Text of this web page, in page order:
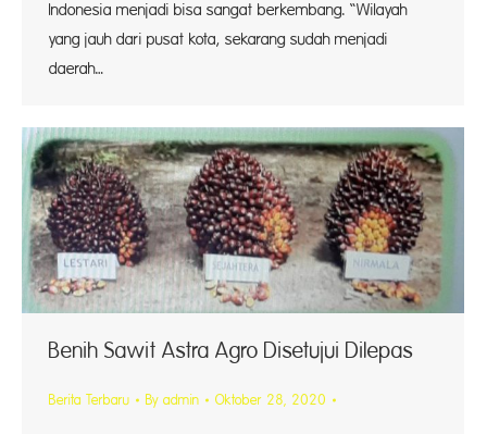
Indonesia menjadi bisa sangat berkembang. “Wilayah
yang jauh dari pusat kota, sekarang sudah menjadi
daerah…
Benih Sawit Astra Agro Disetujui Dilepas
Berita Terbaru By admin Oktober 28, 2020